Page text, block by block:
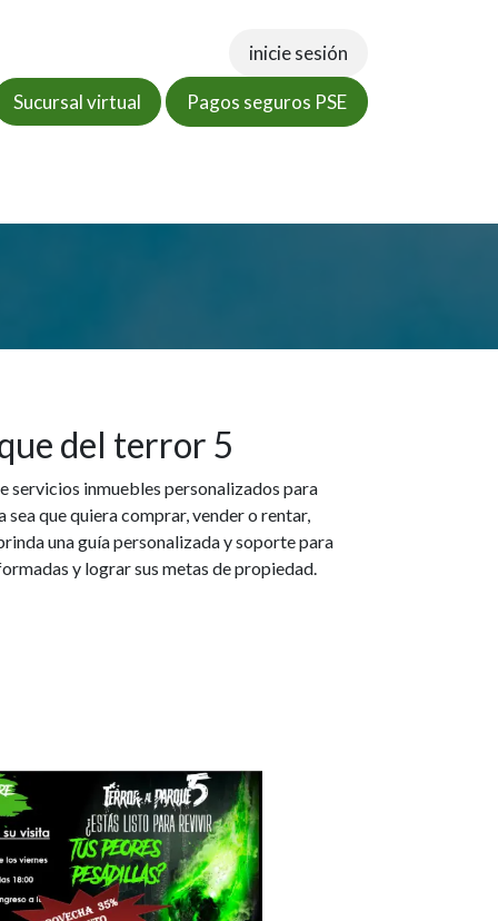
inicie sesión
Sucursal virtual Pagos seguros PSE
del terror 5
servicios inmuebles personalizados para
sea que quiera comprar, vender o rentar,
una guía personalizada y soporte para
y lograr sus metas de propiedad.